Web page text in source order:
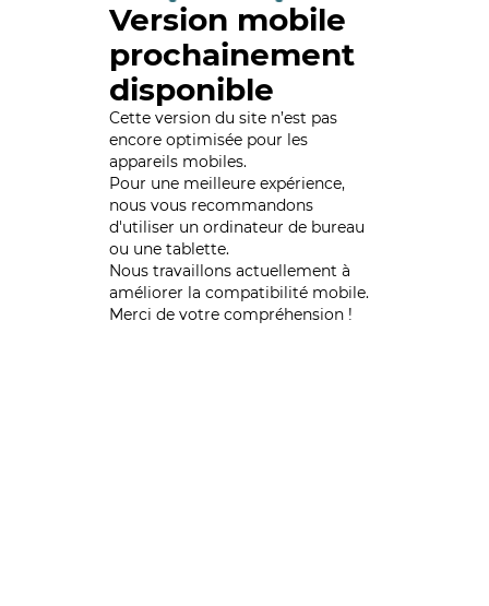
Version mobile
prochainement
disponible
Cette version du site n’est pas
encore optimisée pour les
appareils mobiles.
Pour une meilleure expérience,
nous vous recommandons
d'utiliser un ordinateur de bureau
ou une tablette.
Nous travaillons actuellement à
améliorer la compatibilité mobile.
Merci de votre compréhension !